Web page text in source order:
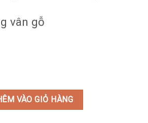
vân gỗ
số lượng
VÀO GIỎ HÀNG